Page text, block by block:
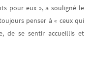
pour eux », a souligné le
penser à « ceux qui
de se sentir accueillis et